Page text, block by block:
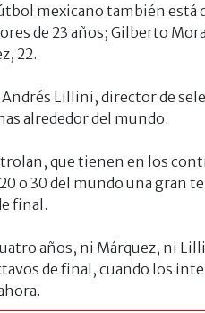
mexicano también está
de 23 años; Gilberto
22.
Lillini, director de
alrededor del mundo.
que tienen en los
o 30 del mundo una gran
final.
años, ni Márquez, ni
de final, cuando los